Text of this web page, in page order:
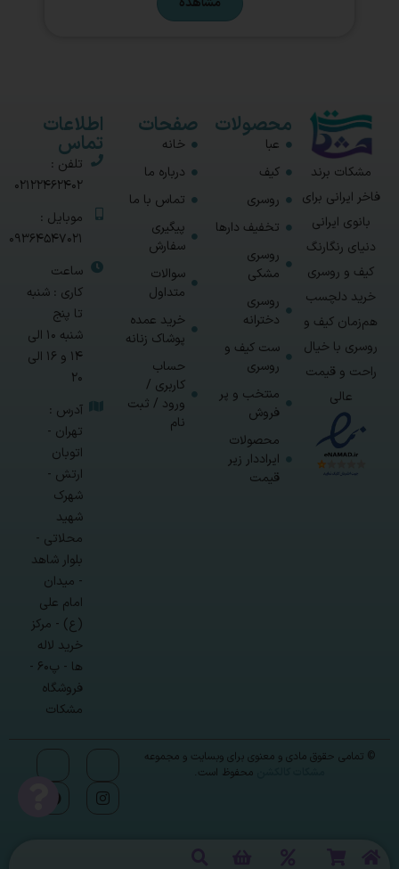
مشکات برند
فاخر ایرانی برای
بانوی ایرانی
دنیای رنگارنگ
کیف و روسری
خرید دلچسب
هم‌زمان کیف و
روسری با خیال
راحت و قیمت
عالی
محصولات
عبا
کیف
روسری
تخفیف دارها
روسری
مشکی
روسری
دخترانه
ست کیف و
روسری
منتخب و پر
فروش
محصولات
ایراددار زیر
قیمت
صفحات
خانه
درباره ما
تماس با ما
پیگیری
سفارش
سوالات
متداول
خرید عمده
پوشاک زنانه
حساب
کاربری /
ورود / ثبت
نام
اطلاعات
تماس
تلفن :
02122462402
موبایل :
09364547021
ساعت
کاری : شنبه
تا پنج
شنبه 10 الی
14 و 16 الی
20
آدرس :
تهران -
اتوبان
ارتش -
شهرک
شهید
محلاتی -
بلوار شاهد
- میدان
امام علی
(ع) - مرکز
خرید لاله
ها - پ۶۰ -
فروشگاه
مشکات
© تمامی حقوق مادی و معنوی برای وبسایت و مجموعه
محفوظ است.